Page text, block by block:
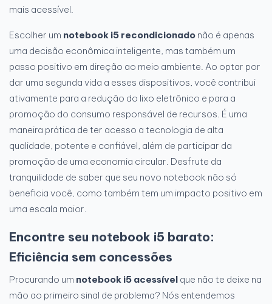
mais acessível.
Escolher um notebook i5 recondicionado não é apenas
uma decisão econômica inteligente, mas também um
passo positivo em direção ao meio ambiente. Ao optar por
dar uma segunda vida a esses dispositivos, você contribui
ativamente para a redução do lixo eletrônico e para a
promoção do consumo responsável de recursos. É uma
maneira prática de ter acesso a tecnologia de alta
qualidade, potente e confiável, além de participar da
promoção de uma economia circular. Desfrute da
tranquilidade de saber que seu novo notebook não só
beneficia você, como também tem um impacto positivo em
uma escala maior.
Encontre seu notebook i5 barato:
Eficiência sem concessões
Procurando um notebook i5 acessível que não te deixe na
mão ao primeiro sinal de problema? Nós entendemos